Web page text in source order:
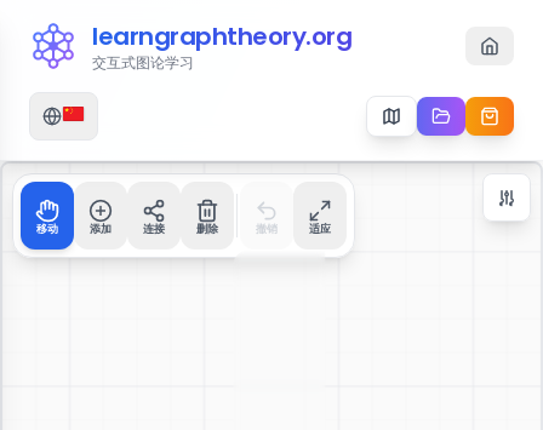
learngraphtheory.org
交互式图论学习
移动 添加 连接 删除 撤销 适应